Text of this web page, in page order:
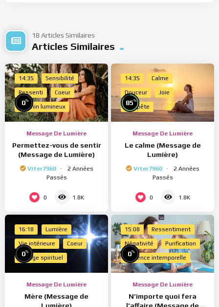
18 Articles Similaires
Articles Similaires
14:35 Sensibilité
Ressenti Coeur
Chemin lumineux
0%
Message De Lumière
Permettez-vous de sentir
(Message de Lumière)
Viter7960
2 Années
Passés
0 1.8K
14:35 Calme
Douceur Joie
Tempête
85%
Message De Lumière
Le calme (Message de
Lumière)
Viter7960
2 Années
Passés
0 1.8K
16:18 Lumière
Vie intérieure Coeur
Voyage spirituel
0%
Message De Lumière
Mère (Message de
15:08 Ressentiment
Négativité Purification
Présence intemporelle
0%
Message De Lumière
N’importe quoi fera